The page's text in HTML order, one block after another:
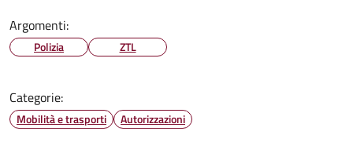
Argomenti:
Polizia ZTL
Categorie:
Mobilità e trasporti Autorizzazioni